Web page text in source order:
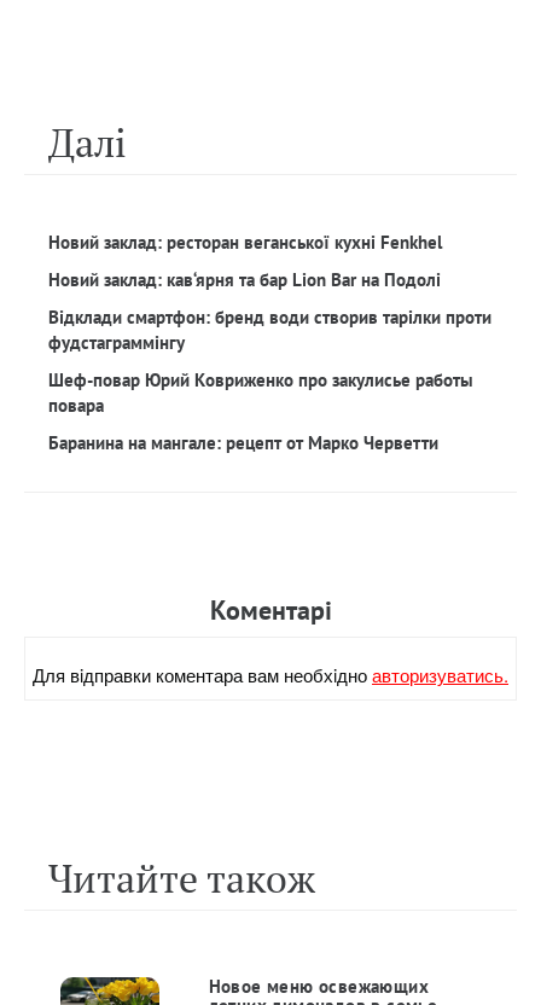
Далi
Новий заклад: ресторан веганської кухні Fenkhel
Новий заклад: кав‘ярня та бар Lion Bar на Подолі
Відклади смартфон: бренд води створив тарілки проти
фудстаграммінгу
Шеф-повар Юрий Ковриженко про закулисье работы
повара
Баранина на мангале: рецепт от Марко Черветти
Коментарi
Для вiдправки коментара вам необхiдноавторизуватись.
Читайте також
Новое меню освежающих